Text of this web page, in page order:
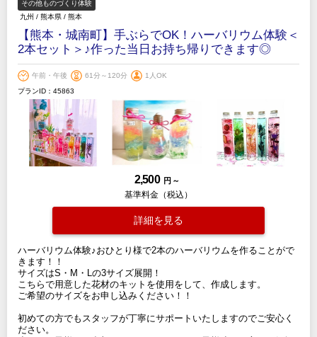
その他ものづくり体験
九州 / 熊本県 / 熊本
【熊本・城南町】手ぶらでOK！ハーバリウム体験＜
2本セット＞♪作った当日お持ち帰りできます◎
午前・午後 61分～120分
1人OK
プランID：45863
2,500 円 ～
基準料金（税込）
詳細を見る
ハーバリウム体験♪おひとり様で2本のハーバリウムを作ることがで
きます！！
サイズはS・M・Lの3サイズ展開！
こちらで用意した花材のキットを使用をして、作成します。
ご希望のサイズをお申し込みください！！
初めての方でもスタッフが丁寧にサポートいたしますのでご安心く
ださい。